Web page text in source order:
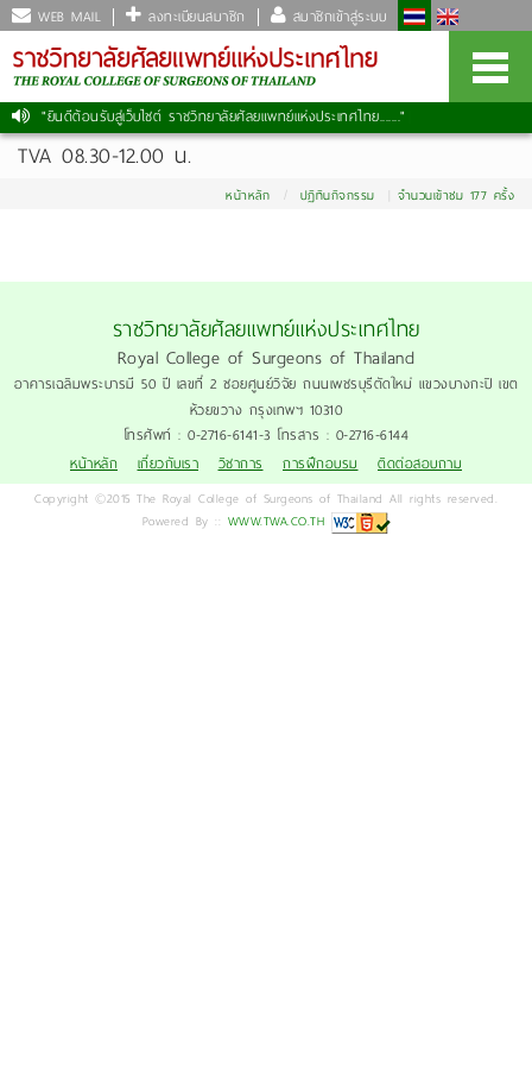
WEB MAIL ลงทะเบียนสมาชิก สมาชิกเข้าสู่ระบบ
"ยินดีต้อนรับสู่เว็บไซต์ ราชวิทยาลัยศัลยแพทย์แห่งประเทศไทย......."
TVA 08.30-12.00 น.
หน้าหลัก ปฏิทินกิจกรรม จำนวนเข้าชม 177 ครั้ง
ราชวิทยาลัยศัลยแพทย์แห่งประเทศไทย
Royal College of Surgeons of Thailand
อาคารเฉลิมพระบารมี 50 ปี เลขที่ 2 ซอยศูนย์วิจัย ถนนเพชรบุรีตัดใหม่ แขวงบางกะปิ เขต
ห้วยขวาง กรุงเทพฯ 10310
โทรศัพท์ : 0-2716-6141-3 โทรสาร : 0-2716-6144
หน้าหลัก
เกี่ยวกับเรา วิชาการ การฝึกอบรม ติดต่อสอบถาม
Copyright ©2015 The Royal College of Surgeons of Thailand All rights reserved.
Powered By :: WWW.TWA.CO.TH